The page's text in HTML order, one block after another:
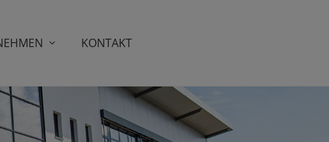
KONTAKT